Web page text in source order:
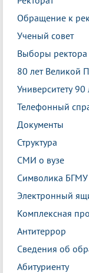
Обращение к
Ученый совет
Выборы ректора
80 лет Великой
Университету 90
Телефонный
Документы
Структура
СМИ о вузе
Символика БГМУ
Электронный
Комплексная
Антитеррор
Сведения об
Абитуриенту